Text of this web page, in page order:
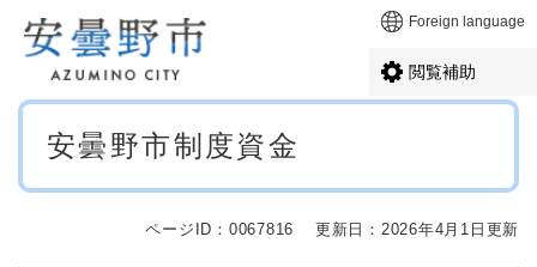
メニューを飛ばして本文へ Foreign language
閲覧補助
本
安曇野市制度資金
ページID：0067816 更新日：2026年4月1日更新